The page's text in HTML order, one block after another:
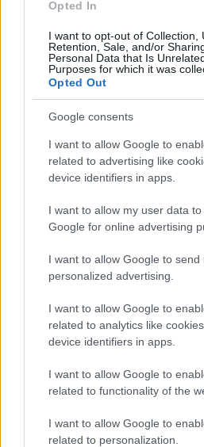
Opted In
I want to opt-out of Collection,
Retention, Sale, and/or
Personal Data that Is
Purposes for which it was
Opted Out
Google consents
I want to allow Google to
related to advertising like
device identifiers in apps.
I want to allow my user data
Google for online advertising
I want to allow Google to send
personalized advertising.
I want to allow Google to
related to analytics like
device identifiers in apps.
I want to allow Google to
related to functionality of the
I want to allow Google to
related to personalization.
ΕΛΛΑΔΑ 16/06/2026 11:53
Την ενοχή της Άννας-
άλλων τριών
emails αποδήμων ζήτησε η
ΚΟΣΜΟΣ 23/05/2026 08:08
Νότια Καλιφόρνια:
χημικά -Φόβοι για έκρηξη,
εγκαταλείπουν την περιοχή